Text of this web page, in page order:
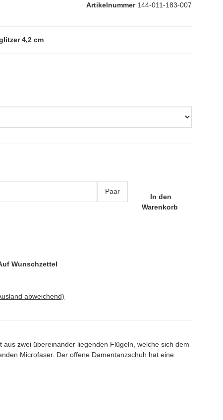
Artikelnummer 144-011-183-007
4,2 cm
Wunschzettel
Paar
In den
Warenkorb
abweichend)
zwei übereinander liegenden Flügeln, welche sich dem
Microfaser. Der offene Damentanzschuh hat eine